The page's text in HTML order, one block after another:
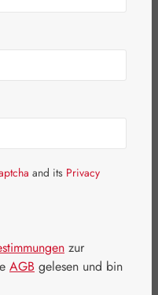
and its Privacy
zur
AGB gelesen und bin